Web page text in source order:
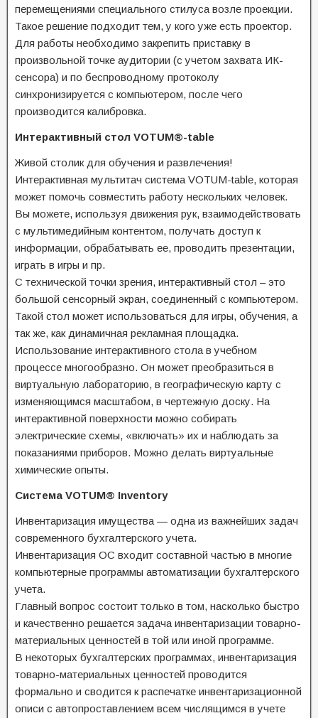
перемещениями специального стилуса возле проекции.
Такое решение подходит тем, у кого уже есть проектор.
Для работы необходимо закрепить приставку в
произвольной точке аудитории (с учетом захвата ИК-
сенсора) и по беспроводному протоколу
синхронизируется с компьютером, после чего
производится калибровка.
Интерактивный стол VOTUM®-table
Живой столик для обучения и развлечения!
Интерактивная мультитач система VOTUM-table, которая
может помочь совместить работу нескольких человек.
Вы можете, используя движения рук, взаимодействовать
с мультимедийным контентом, получать доступ к
информации, обрабатывать ее, проводить презентации,
играть в игры и пр.
С технической точки зрения, интерактивный стол – это
большой сенсорный экран, соединенный с компьютером.
Такой стол может использоваться для игры, обучения, а
так же, как динамичная рекламная площадка.
Использование интерактивного стола в учебном
процессе многообразно. Он может преобразиться в
виртуальную лабораторию, в географическую карту с
изменяющимся масштабом, в чертежную доску. На
интерактивной поверхности можно собирать
электрические схемы, «включать» их и наблюдать за
показаниями приборов. Можно делать виртуальные
химические опыты.
Система VOTUM® Inventory
Инвентаризация имущества — одна из важнейших задач
современного бухгалтерского учета.
Инвентаризация ОС входит составной частью в многие
компьютерные программы автоматизации бухгалтерского
учета.
Главный вопрос состоит только в том, насколько быстро
и качественно решается задача инвентаризации товарно-
материальных ценностей в той или иной программе.
В некоторых бухгалтерских программах, инвентаризация
товарно-материальных ценностей проводится
формально и сводится к распечатке инвентаризационной
описи с автопроставлением всем числящимся в учете